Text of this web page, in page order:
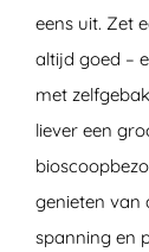
eens uit. Zet
altijd goed –
met
liever een
genieten van
spanning en